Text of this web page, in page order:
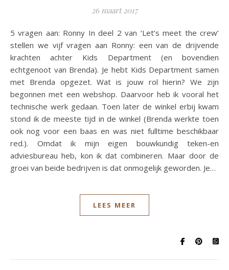
26 maart 2017
5 vragen aan: Ronny In deel 2 van ‘Let’s meet the crew’
stellen we vijf vragen aan Ronny: een van de drijvende
krachten achter Kids Department (en bovendien
echtgenoot van Brenda). Je hebt Kids Department samen
met Brenda opgezet. Wat is jouw rol hierin? We zijn
begonnen met een webshop. Daarvoor heb ik vooral het
technische werk gedaan. Toen later de winkel erbij kwam
stond ik de meeste tijd in de winkel (Brenda werkte toen
ook nog voor een baas en was niet fulltime beschikbaar
red.). Omdat ik mijn eigen bouwkundig teken-en
adviesbureau heb, kon ik dat combineren. Maar door de
groei van beide bedrijven is dat onmogelijk geworden. Je…
LEES MEER